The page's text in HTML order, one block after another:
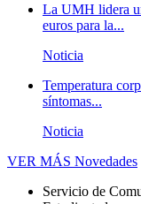
La UMH lidera
euros para la...
Noticia
Temperatura
síntomas...
Noticia
VER MÁS Novedades
Servicio de